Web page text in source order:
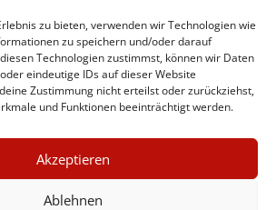
zu bieten, verwenden wir Technologien wie
zu speichern und/oder darauf
Technologien zustimmst, können wir Daten
eindeutige IDs auf dieser Website
Zustimmung nicht erteilst oder zurückziehst,
und Funktionen beeinträchtigt werden.
Akzeptieren
Ablehnen
Mehr
Hintergrund.de, 2015 - 2026
jetzt kostenlos
anmelden
ca. alle 4 Wochen
×